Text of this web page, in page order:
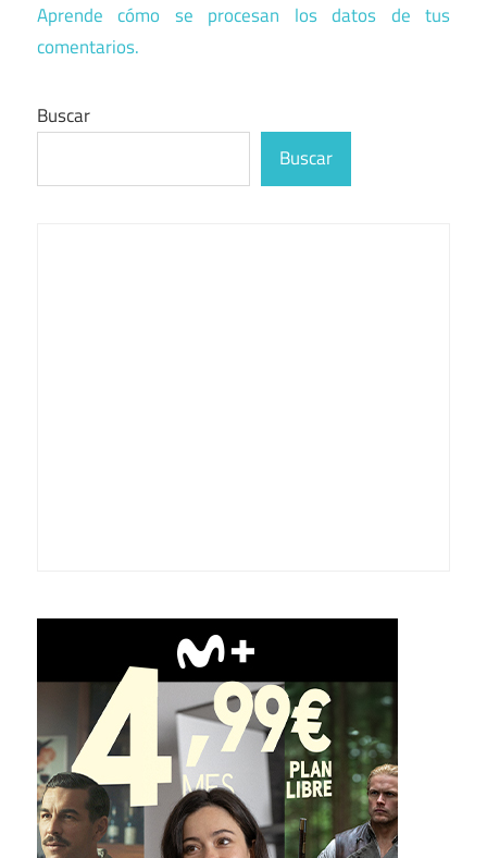
Aprende cómo se procesan los datos de tus
comentarios.
Buscar
Buscar